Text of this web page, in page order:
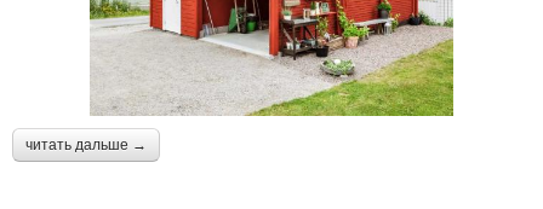
читать дальше →